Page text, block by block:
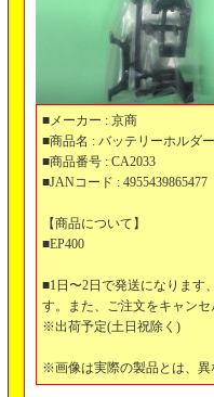
■メーカー : 京商
■商品名 : バッテリーホルダ
■商品番号 : CA2033
■JANコード : 4955439865477
【商品について】
■EP400
■1日〜2日で発送になります
す。また、ご注文をキャン
※出荷予定(土日祝除く)
※画像は実際の製品とは、異